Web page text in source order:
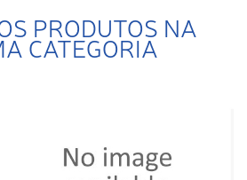
PRODUTOS NA
CATEGORIA